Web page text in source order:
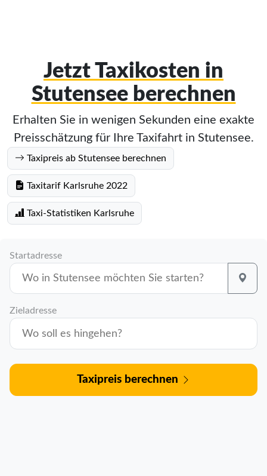
Jetzt Taxikosten in
Stutensee berechnen
Erhalten Sie in wenigen Sekunden eine exakte
Preisschätzung für Ihre Taxifahrt in Stutensee.
Taxipreis ab Stutensee berechnen
Taxitarif Karlsruhe 2022
Taxi-Statistiken Karlsruhe
Startadresse
Zieladresse
Taxipreis berechnen